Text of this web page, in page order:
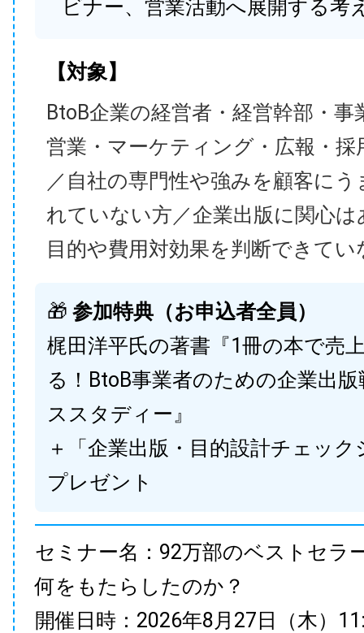
ビナー、営業活動へ展開する考
【対象】
BtoB企業の経営者・経営幹部・事
営業・マーケティング・広報・採
／自社の専門性や強みを顧客に
れていない方／企業出版に関心
目的や費用対効果を判断できてい
🎁 参加特典（お申込者全員）
梶田洋平氏の著書『1冊の本で売
る！BtoB事業者のための企業出
ススタディー』
＋「企業出版・目的設計チェック
プレゼント
セミナー名：92万部のベストセラ
何をもたらしたのか？
開催日時：2026年8月27日（木）